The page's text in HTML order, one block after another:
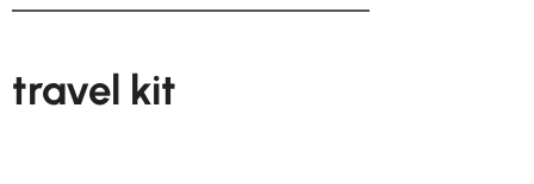
travel kit